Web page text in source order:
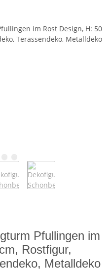
Pfullingen im
Rostfigur,
Metalldeko